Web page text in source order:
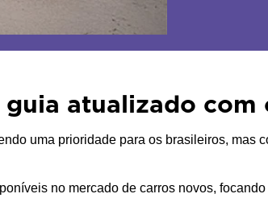
atualizado com
uma prioridade para os brasileiros, mas
no mercado de carros novos,